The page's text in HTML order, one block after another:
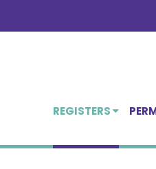
REGISTERS